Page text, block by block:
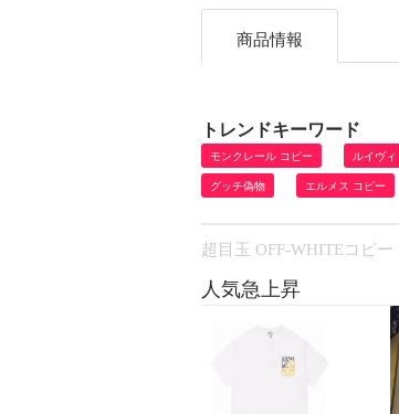
商品情報
トレンドキーワード
モンクレール コピー ルイヴ
グッチ偽物 エルメス コピー
超目玉 OFF-WHITEコピ
人気急上昇